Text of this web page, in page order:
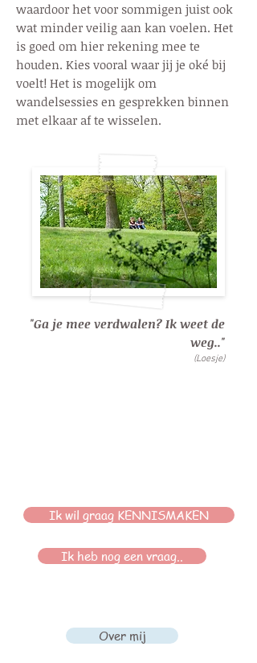
waardoor het voor sommigen juist ook
wat minder veilig aan kan voelen. Het
is goed om hier rekening mee te
houden. Kies vooral waar jij je oké bij
voelt! Het is mogelijk om
wandelsessies en gesprekken binnen
met elkaar af te wisselen.
"Ga je mee verdwalen? Ik weet de
weg.."
(Loesje)
Ik wil graag KENNISMAKEN
Ik heb nog een vraag..
Over mij